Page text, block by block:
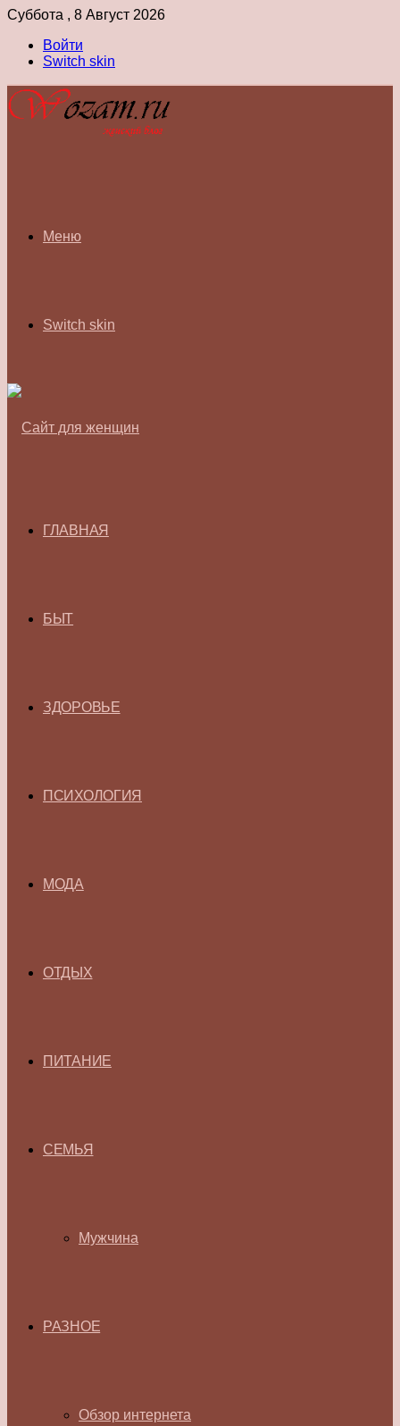
Суббота , 8 Август 2026
Войти
Switch skin
Меню
Switch skin
ГЛАВНАЯ
БЫТ
ЗДОРОВЬЕ
ПСИХОЛОГИЯ
МОДА
ОТДЫХ
ПИТАНИЕ
СЕМЬЯ
Мужчина
РАЗНОЕ
Обзор интернета